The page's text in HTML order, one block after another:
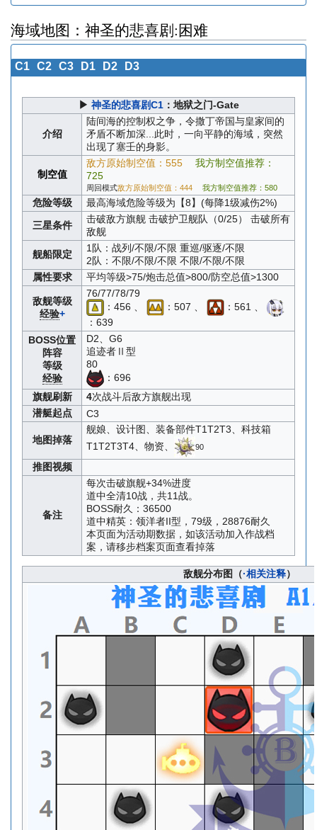
海域地图：神圣的悲喜剧:困难
C1 C2 C3 D1 D2 D3
▶ 神圣的悲喜剧C1：地狱之门-Gate
介绍
陆间海的控制权之争，令撒丁帝国与皇家间的
矛盾不断加深...此时，一向平静的海域，突然
出现了塞壬的身影。
制空值
敌方原始制空值：555
我方制空值推荐：
725
周回模式敌方原始制空值：444 我方制空值推荐：580
危险等级
最高海域危险等级为【8】(每降1级减伤2%)
三星条件
击破敌方旗舰 击破护卫舰队（0/25） 击破所有
敌舰
舰船限定
1队：战列/不限/不限 重巡/驱逐/不限
2队：不限/不限/不限 不限/不限/不限
属性要求
平均等级>75/炮击总值>800/防空总值>1300
敌舰等级
经验+
76/77/78/79
：456 、
：507 、
：561 、
：639
BOSS位置
阵容
等级
经验
D2、G6
追迹者Ⅱ型
80
：696
旗舰刷新
4次战斗后敌方旗舰出现
潜艇起点
C3
地图掉落
舰娘、设计图、装备部件T1T2T3、科技箱
T1T2T3T4、物资、
90
推图视频
备注
每次击破旗舰+34%进度
道中全清10战，共11战。
BOSS耐久：36500
道中精英：领洋者II型，79级，28876耐久
本页面为活动期数据，如该活动加入作战档
案，请移步档案页面查看掉落
敌舰分布图（·相关注释）